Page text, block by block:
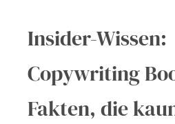
Insider-Wissen:
Copywriting
Fakten, die